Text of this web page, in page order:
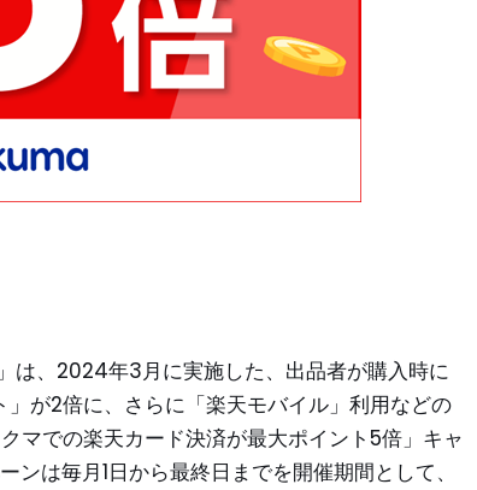
は、2024年3月に実施した、出品者が購入時に
」が2倍に、さらに「楽天モバイル」利用などの
マでの楽天カード決済が最大ポイント5倍」キャ
は毎月1日から最終日までを開催期間として、